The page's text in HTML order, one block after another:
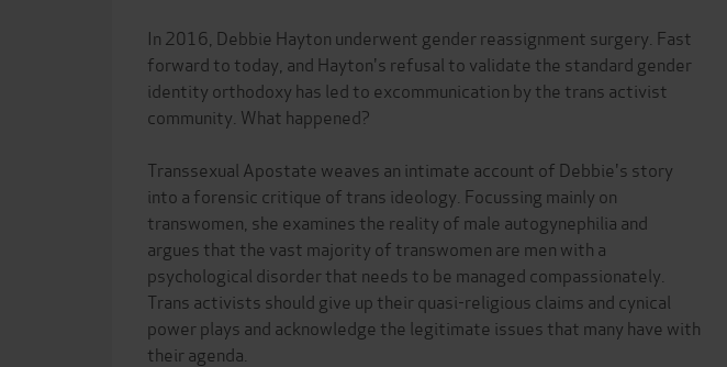
In 2016, Debbie Hayton underwent gender reassignment surgery. Fast
forward to today, and Hayton's refusal to validate the standard gender
identity orthodoxy has led to excommunication by the trans activist
community. What happened?
Transsexual Apostate weaves an intimate account of Debbie's story
into a forensic critique of trans ideology. Focussing mainly on
transwomen, she examines the reality of male autogynephilia and
argues that the vast majority of transwomen are men with a
psychological disorder that needs to be managed compassionately.
Trans activists should give up their quasi-religious claims and cynical
power plays and acknowledge the legitimate issues that many have with
their agenda.